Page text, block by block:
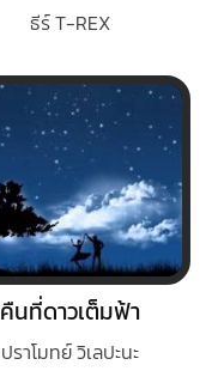
ธีร์ T-REX
คืนที่ดาวเต็มฟ้า
ปราโมทย์ วิเลปะนะ